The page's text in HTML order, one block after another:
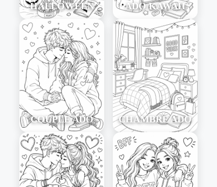
HALLOWEEN
ADO KAWAII
COUPLE ADO CHAMBRE ADO